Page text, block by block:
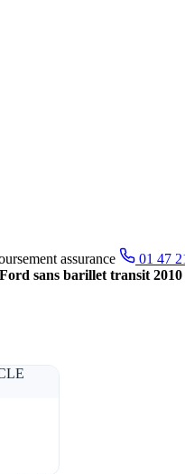
assurance 01 47
sans barillet transit 2010